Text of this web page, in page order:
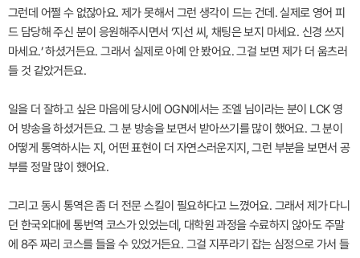
그런데 어쩔 수 없잖아요. 제가 못해서 그런 생각이 드는 건데. 실제로 영어 피
드 담당해 주신 분이 응원해주시면서 ‘지선 씨, 채팅은 보지 마세요. 신경 쓰지
마세요.’ 하셨거든요. 그래서 실제로 아예 안 봤어요. 그걸 보면 제가 더 움츠러
들 것 같았거든요.
일을 더 잘하고 싶은 마음에 당시에 OGN에서는 조엘 님이라는 분이 LCK 영
어 방송을 하셨거든요. 그 분 방송을 보면서 받아쓰기를 많이 했어요. 그 분이
어떻게 통역하시는 지, 어떤 표현이 더 자연스러운지지, 그런 부분을 보면서 공
부를 정말 많이 했어요.
그리고 동시 통역은 좀 더 전문 스킬이 필요하다고 느꼈어요. 그래서 제가 다니
던 한국외대에 통번역 코스가 있었는데, 대학원 과정을 수료하지 않아도 주말
에 8주 짜리 코스를 들을 수 있었거든요. 그걸 지푸라기 잡는 심정으로 가서 들